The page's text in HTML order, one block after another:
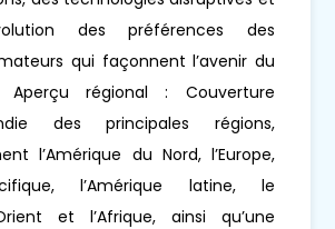
des préférences des
qui façonnent l’avenir du
Aperçu régional : Couverture
des principales régions,
l’Amérique du Nord, l’Europe,
l’Amérique latine, le
et l’Afrique, ainsi qu’une